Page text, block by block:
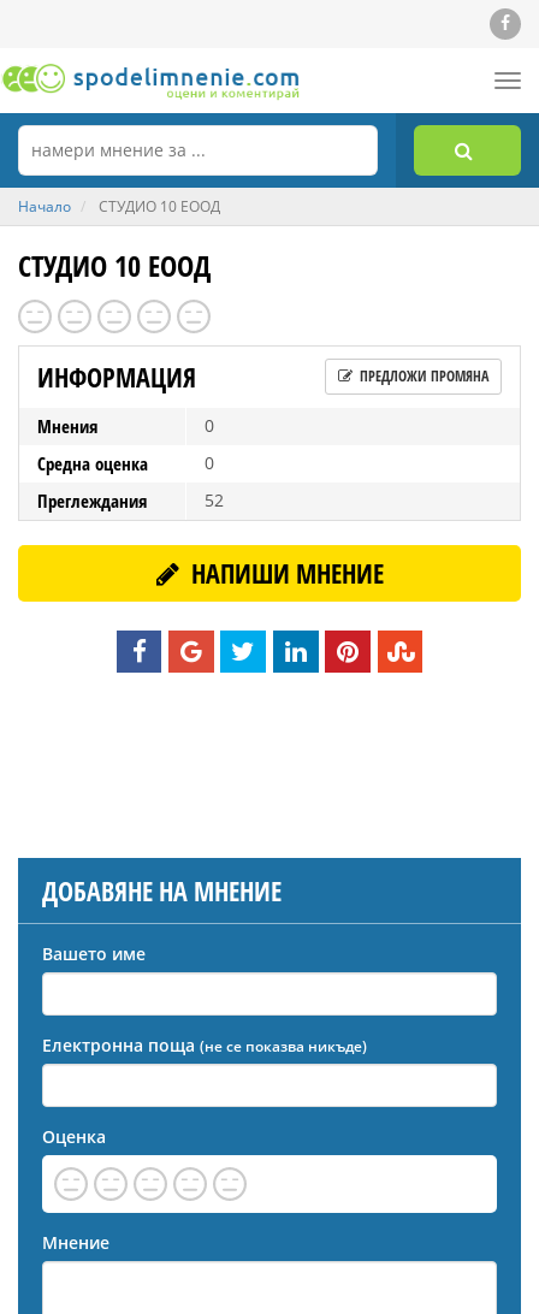
Начало СТУДИО 10 ЕООД
СТУДИО 10 ЕООД
ИНФОРМАЦИЯ ПРЕДЛОЖИ ПРОМЯНА
Мнения 0
Средна оценка 0
Преглеждания 52
НАПИШИ МНЕНИЕ
ДОБАВЯНЕ НА МНЕНИЕ
Вашето име
Електронна поща (не се показва никъде)
Оценка
Мнение